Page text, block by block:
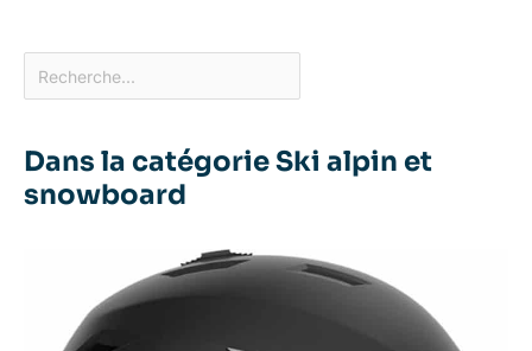
Dans la catégorie Ski alpin et
snowboard